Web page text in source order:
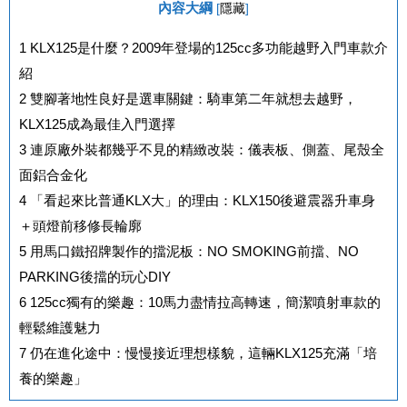
內容大綱 [隱藏]
1 KLX125是什麼？2009年登場的125cc多功能越野入門車款介
紹
2 雙腳著地性良好是選車關鍵：騎車第二年就想去越野，
KLX125成為最佳入門選擇
3 連原廠外裝都幾乎不見的精緻改裝：儀表板、側蓋、尾殼全
面鋁合金化
4 「看起來比普通KLX大」的理由：KLX150後避震器升車身
＋頭燈前移修長輪廓
5 用馬口鐵招牌製作的擋泥板：NO SMOKING前擋、NO
PARKING後擋的玩心DIY
6 125cc獨有的樂趣：10馬力盡情拉高轉速，簡潔噴射車款的
輕鬆維護魅力
7 仍在進化途中：慢慢接近理想樣貌，這輛KLX125充滿「培
養的樂趣」